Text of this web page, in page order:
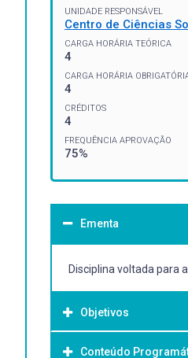
UNIDADE RESPONSÁVEL
Centro de Ciências
CARGA HORÁRIA TEÓRICA
4
CARGA HORÁRIA
4
CRÉDITOS
4
FREQUÊNCIA APROVAÇÃO
75%
Ementa
Disciplina voltada para
Objetivos
Conteúdo